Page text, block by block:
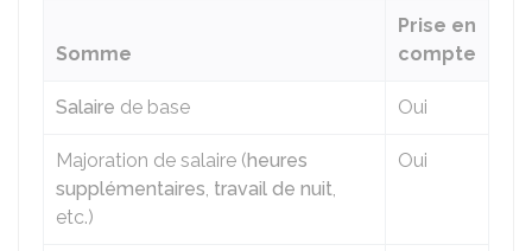
Somme
Prise en
compte
Salaire de base Oui
Majoration de salaire (heures
supplémentaires, travail de nuit,
etc.)
Oui